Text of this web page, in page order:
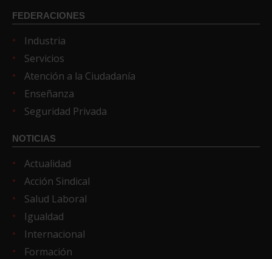
FEDERACIONES
Industria
Servicios
Atención a la Ciudadanía
Enseñanza
Seguridad Privada
NOTICIAS
Actualidad
Acción Sindical
Salud Laboral
Igualdad
Internacional
Formación